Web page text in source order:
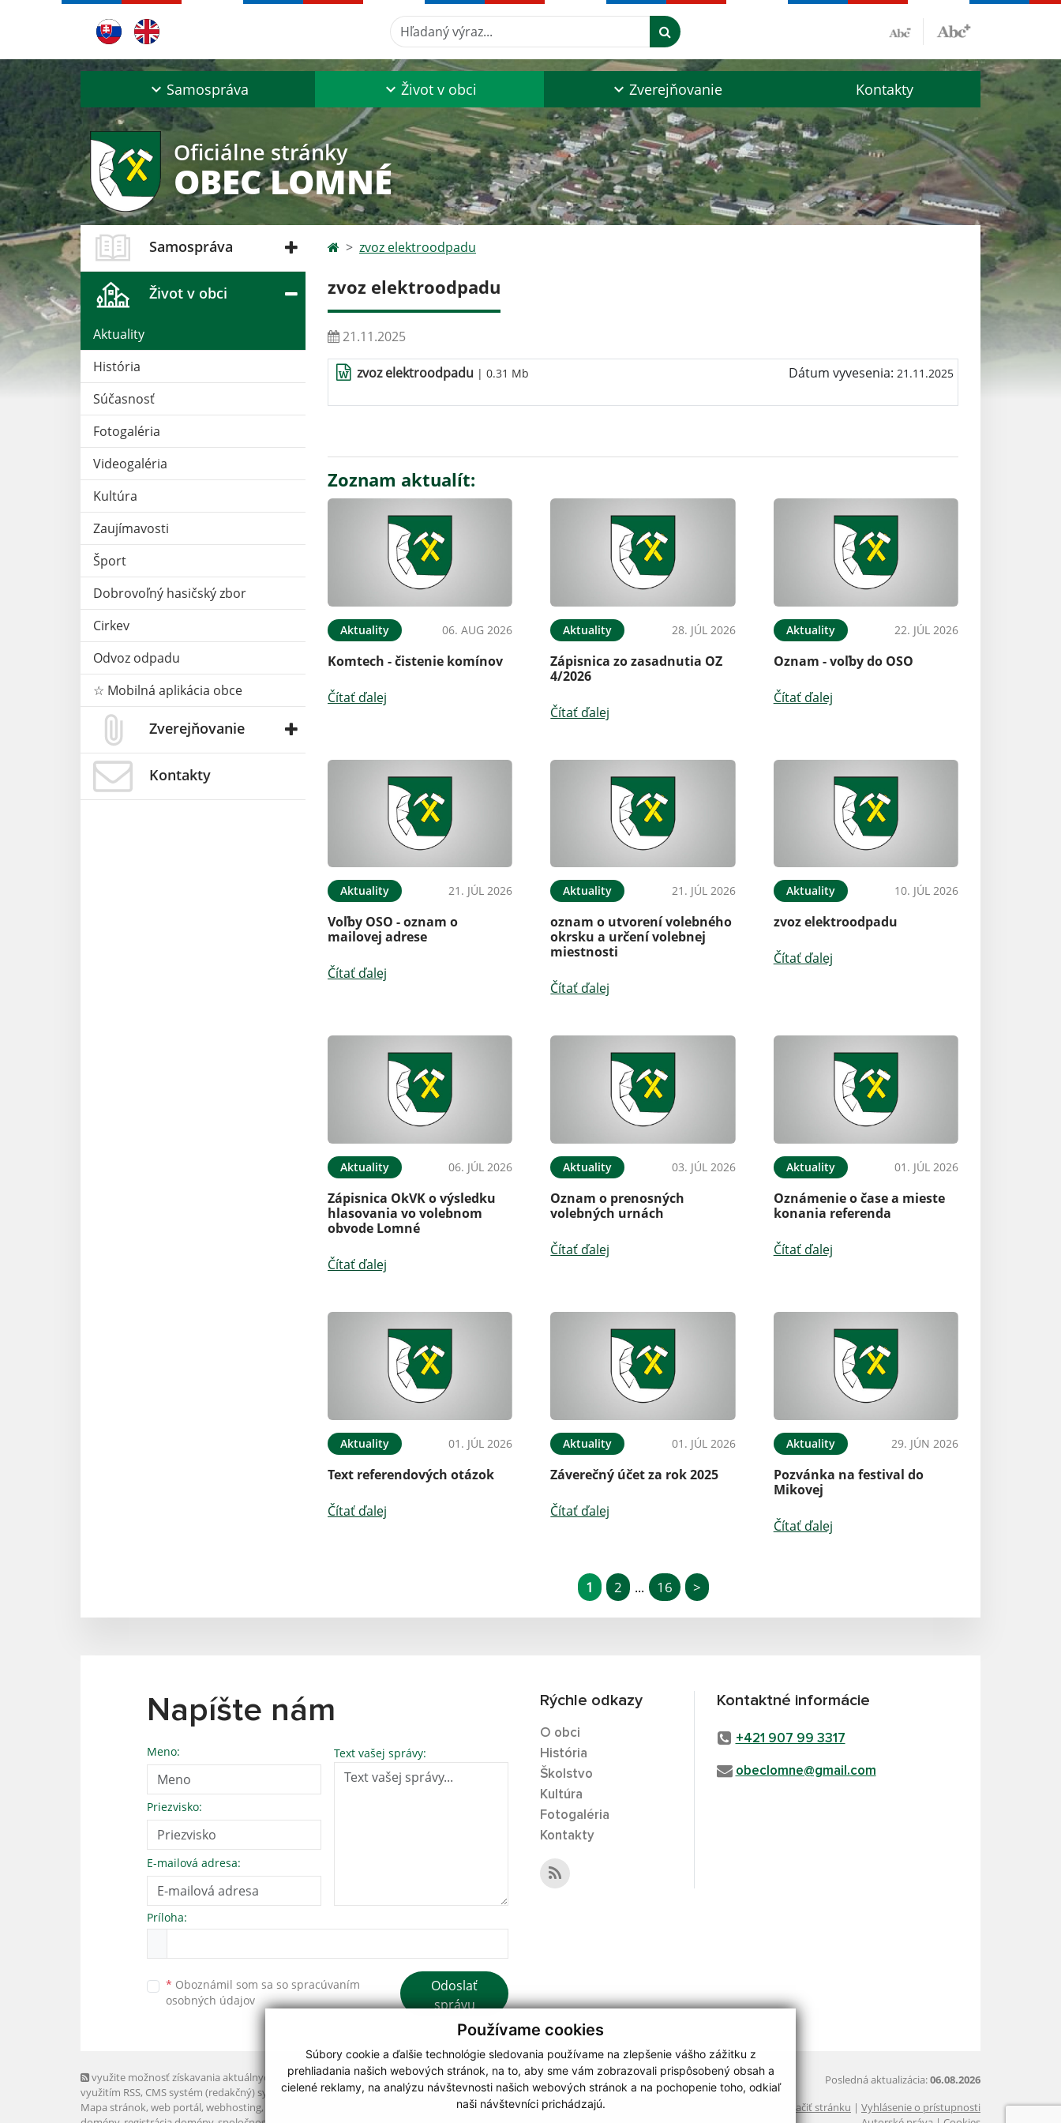
Používame cookies
Súbory cookie a ďalšie technológie sledovania používame na zlepšenie vášho zážitku z
prehliadania našich webových stránok, na to, aby sme vám zobrazovali prispôsobený obsah a
cielené reklamy, na analýzu návštevnosti našich webových stránok a na pochopenie toho, odkiaľ
naši návštevníci prichádzajú.
Hľadaný výraz...
Samospráva Život v obci Zverejňovanie Kontakty
Oficiálne stránky
OBEC LOMNÉ
Samospráva
Život v obci
Aktuality
História
Súčasnosť
Fotogaléria
Videogaléria
Kultúra
Zaujímavosti
Šport
Dobrovoľný hasičský zbor
Cirkev
Odvoz odpadu
☆ Mobilná aplikácia obce
Zverejňovanie
Kontakty
zvoz elektroodpadu
zvoz elektroodpadu
21.11.2025
zvoz elektroodpadu | 0.31 Mb Dátum vyvesenia: 21.11.2025
Zoznam aktualít:
Aktuality 06. AUG 2026
Komtech - čistenie komínov
Čítať ďalej
Aktuality 28. JÚL 2026
Zápisnica zo zasadnutia OZ
4/2026
Čítať ďalej
Aktuality 22. JÚL 2026
Oznam - voľby do OSO
Čítať ďalej
Aktuality 21. JÚL 2026
Voľby OSO - oznam o
mailovej adrese
Čítať ďalej
Aktuality 21. JÚL 2026
oznam o utvorení volebného
okrsku a určení volebnej
miestnosti
Čítať ďalej
Aktuality 10. JÚL 2026
zvoz elektroodpadu
Čítať ďalej
Aktuality 06. JÚL 2026
Zápisnica OkVK o výsledku
hlasovania vo volebnom
obvode Lomné
Čítať ďalej
Aktuality 03. JÚL 2026
Oznam o prenosných
volebných urnách
Čítať ďalej
Aktuality 01. JÚL 2026
Oznámenie o čase a mieste
konania referenda
Čítať ďalej
Aktuality 01. JÚL 2026
Text referendových otázok
Čítať ďalej
Aktuality 01. JÚL 2026
Záverečný účet za rok 2025
Čítať ďalej
Aktuality 29. JÚN 2026
Pozvánka na festival do
Mikovej
Čítať ďalej
1 2 ... 16 >
Napíšte nám
Meno:
Priezvisko:
E-mailová adresa:
Text vašej správy:
Príloha:
* Oboznámil som sa so spracúvaním
osobných údajov
Odoslať
správu
Rýchle odkazy
O obci
História
Školstvo
Kultúra
Fotogaléria
Kontakty
Kontaktné informácie
+421 907 99 3317
obeclomne@gmail.com
využite možnosť získavania aktuálnych informácií s
využitím RSS, CMS systém (redakčný) systém ECHELON 2,
Mapa stránok, web portál, webhosting,
Posledná aktualizácia:06.08.2026
Vytlačiť stránku | Vyhlásenie o prístupnosti
webdesign|